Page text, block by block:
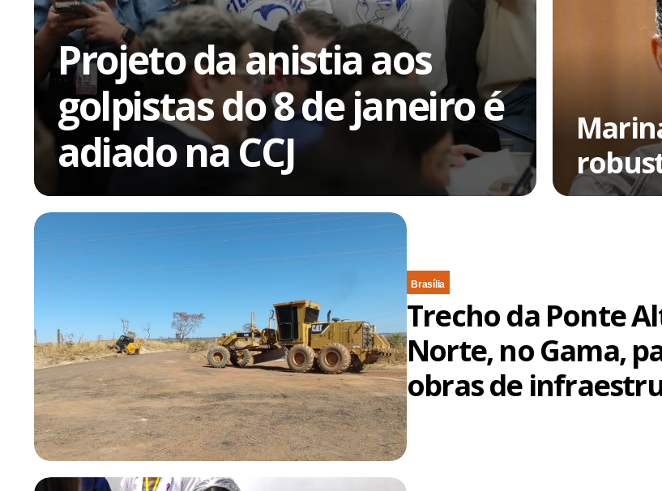
Projeto da anistia aos
golpistas do 8 de janeiro é
adiado na CCJ
Brasília
Trecho da Ponte
Norte, no Gama,
obras de